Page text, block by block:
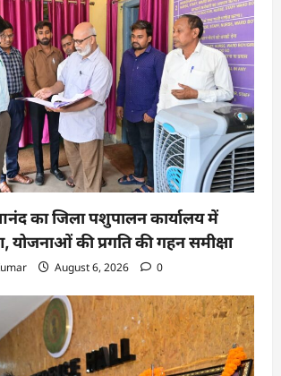
का जिला पशुपालन कार्यालय में
योजनाओं की प्रगति की गहन समीक्षा
August 6, 2026 0